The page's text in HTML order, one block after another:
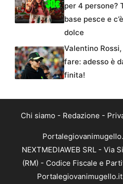
per 4 persone?
base pesce e
dolce
Valentino
fare: adesso è
finita!
Chi siamo - Redazione -
NEXTMEDIAWEB SRL - Via
(RM) - Codice Fiscale e